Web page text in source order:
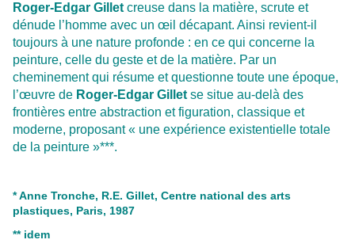
Roger-Edgar Gillet creuse dans la matière, scrute et
dénude l’homme avec un œil décapant. Ainsi revient-il
toujours à une nature profonde : en ce qui concerne la
peinture, celle du geste et de la matière. Par un
cheminement qui résume et questionne toute une époque,
l’œuvre de Roger-Edgar Gillet se situe au-delà des
frontières entre abstraction et figuration, classique et
moderne, proposant « une expérience existentielle totale
de la peinture »***.
* Anne Tronche, R.E. Gillet, Centre national des arts
plastiques, Paris, 1987
** idem